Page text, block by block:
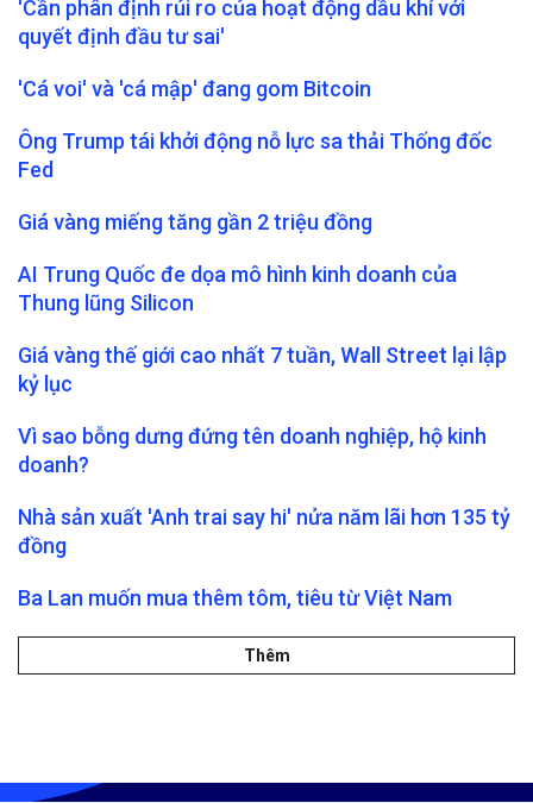
'Cần phân định rủi ro của hoạt động dầu khí với
quyết định đầu tư sai'
'Cá voi' và 'cá mập' đang gom Bitcoin
Ông Trump tái khởi động nỗ lực sa thải Thống đốc
Fed
Giá vàng miếng tăng gần 2 triệu đồng
AI Trung Quốc đe dọa mô hình kinh doanh của
Thung lũng Silicon
Giá vàng thế giới cao nhất 7 tuần, Wall Street lại lập
kỷ lục
Vì sao bỗng dưng đứng tên doanh nghiệp, hộ kinh
doanh?
Nhà sản xuất 'Anh trai say hi' nửa năm lãi hơn 135 tỷ
đồng
Ba Lan muốn mua thêm tôm, tiêu từ Việt Nam
Thêm